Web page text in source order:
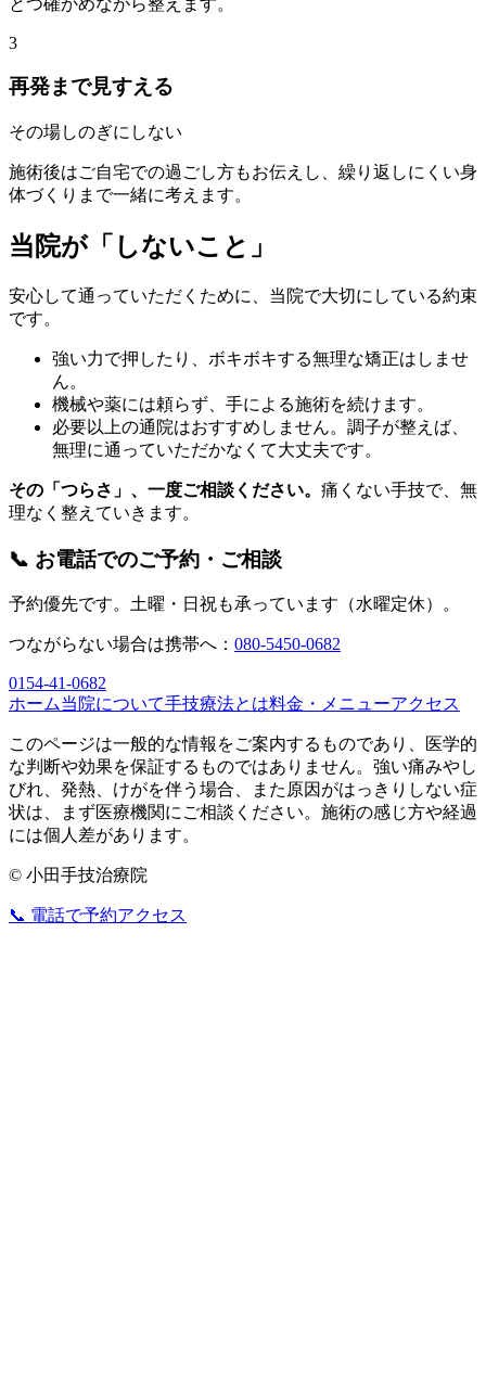
3
再発まで見すえる
その場しのぎにしない
施術後はご自宅での過ごし方もお伝えし、繰り返しにくい身
体づくりまで一緒に考えます。
当院が「 しないこと 」
安心して通っていただくために、当院で大切にしている約束
です。
強い力で押したり、ボキボキする無理な矯正はしませ
ん。
機械や薬には頼らず、手による施術を続けます。
必要以上の通院はおすすめしません。調子が整えば、
無理に通っていただかなくて大丈夫です。
その「つらさ」、一度ご相談ください。 痛くない手技で、無
理なく整えていきます。
📞 お電話でのご予約・ご相談
予約優先です。土曜・日祝も承っています（水曜定休）。
つながらない場合は携帯へ： 080-5450-0682
0154-41-0682
ホーム当院について手技療法とは料金・メニューアクセス
このページは一般的な情報をご案内するものであり、医学的
な判断や効果を保証するものではありません。強い痛みやし
びれ、発熱、けがを伴う場合、また原因がはっきりしない症
状は、まず医療機関にご相談ください。施術の感じ方や経過
には個人差があります。
© 小田手技治療院
📞 電話で予約アクセス